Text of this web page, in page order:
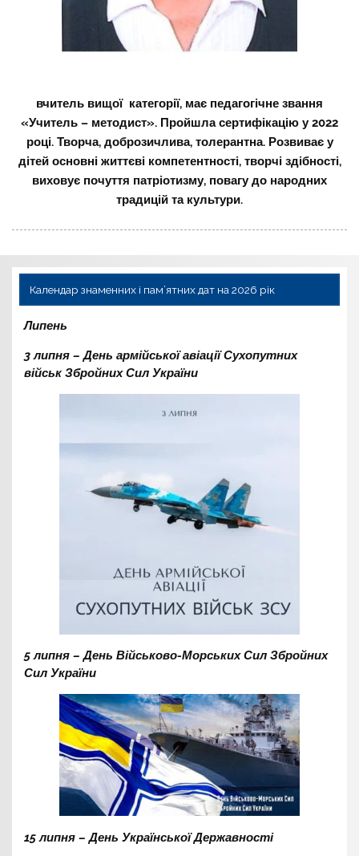
вчитель вищої категорії, має педагогічне звання
«Учитель – методист». Пройшла сертифікацію у 2022
році. Творча, доброзичлива, толерантна. Розвиває у
дітей основні життєві компетентності, творчі здібності,
виховує почуття патріотизму, повагу до народних
традицій та культури.
Календар знаменних і пам’ятних дат на 2026 рік
Липень
3 липня – День армійської авіації Сухопутних
військ Збройних Сил України
5 липня – День Військово-Морських Сил Збройних
Сил України
15 липня – День Української Державності